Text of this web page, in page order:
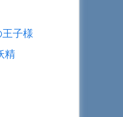
子様
精